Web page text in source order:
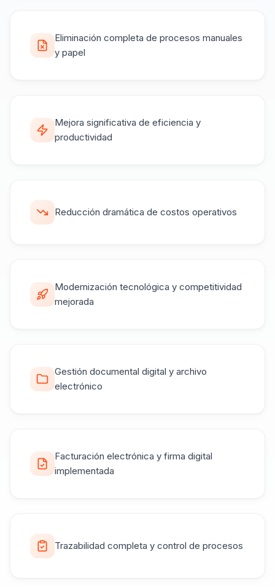
Eliminación completa de procesos manuales
y papel
Mejora significativa de eficiencia y
productividad
Reducción dramática de costos operativos
Modernización tecnológica y competitividad
mejorada
Gestión documental digital y archivo
electrónico
Facturación electrónica y firma digital
implementada
Trazabilidad completa y control de procesos